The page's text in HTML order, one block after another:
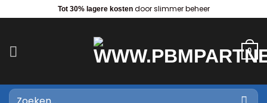
naar
Tot 30% lagere kosten door slimmer beheer
0
Zoeken